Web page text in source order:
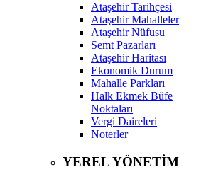
Ataşehir Tarihçesi
Ataşehir Mahalleler
Ataşehir Nüfusu
Semt Pazarları
Ataşehir Haritası
Ekonomik Durum
Mahalle Parkları
Halk Ekmek Büfe
Noktaları
Vergi Daireleri
Noterler
YEREL YÖNETİM